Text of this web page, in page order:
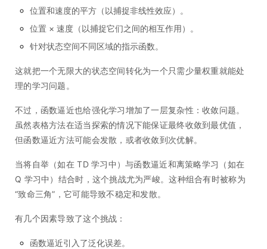
位置和速度的平方（以捕捉非线性效应）。
位置 × 速度（以捕捉它们之间的相互作用）。
针对状态空间不同区域的指示函数。
这就把一个无限大的状态空间转化为一个只需少量权重就能处
理的学习问题。
不过，函数逼近也给强化学习增加了一层复杂性：收敛问题。
虽然表格方法在适当探索的情况下能保证最终收敛到最优值，
但函数逼近方法可能会发散，或者收敛到次优解。
当将自举（如在 TD 学习中）与函数逼近和离策略学习（如在
Q 学习中）结合时，这个挑战尤为严峻。这种组合有时被称为
“致命三角”，它可能导致不稳定和发散。
有几个因素导致了这个挑战：
函数逼近引入了泛化误差。